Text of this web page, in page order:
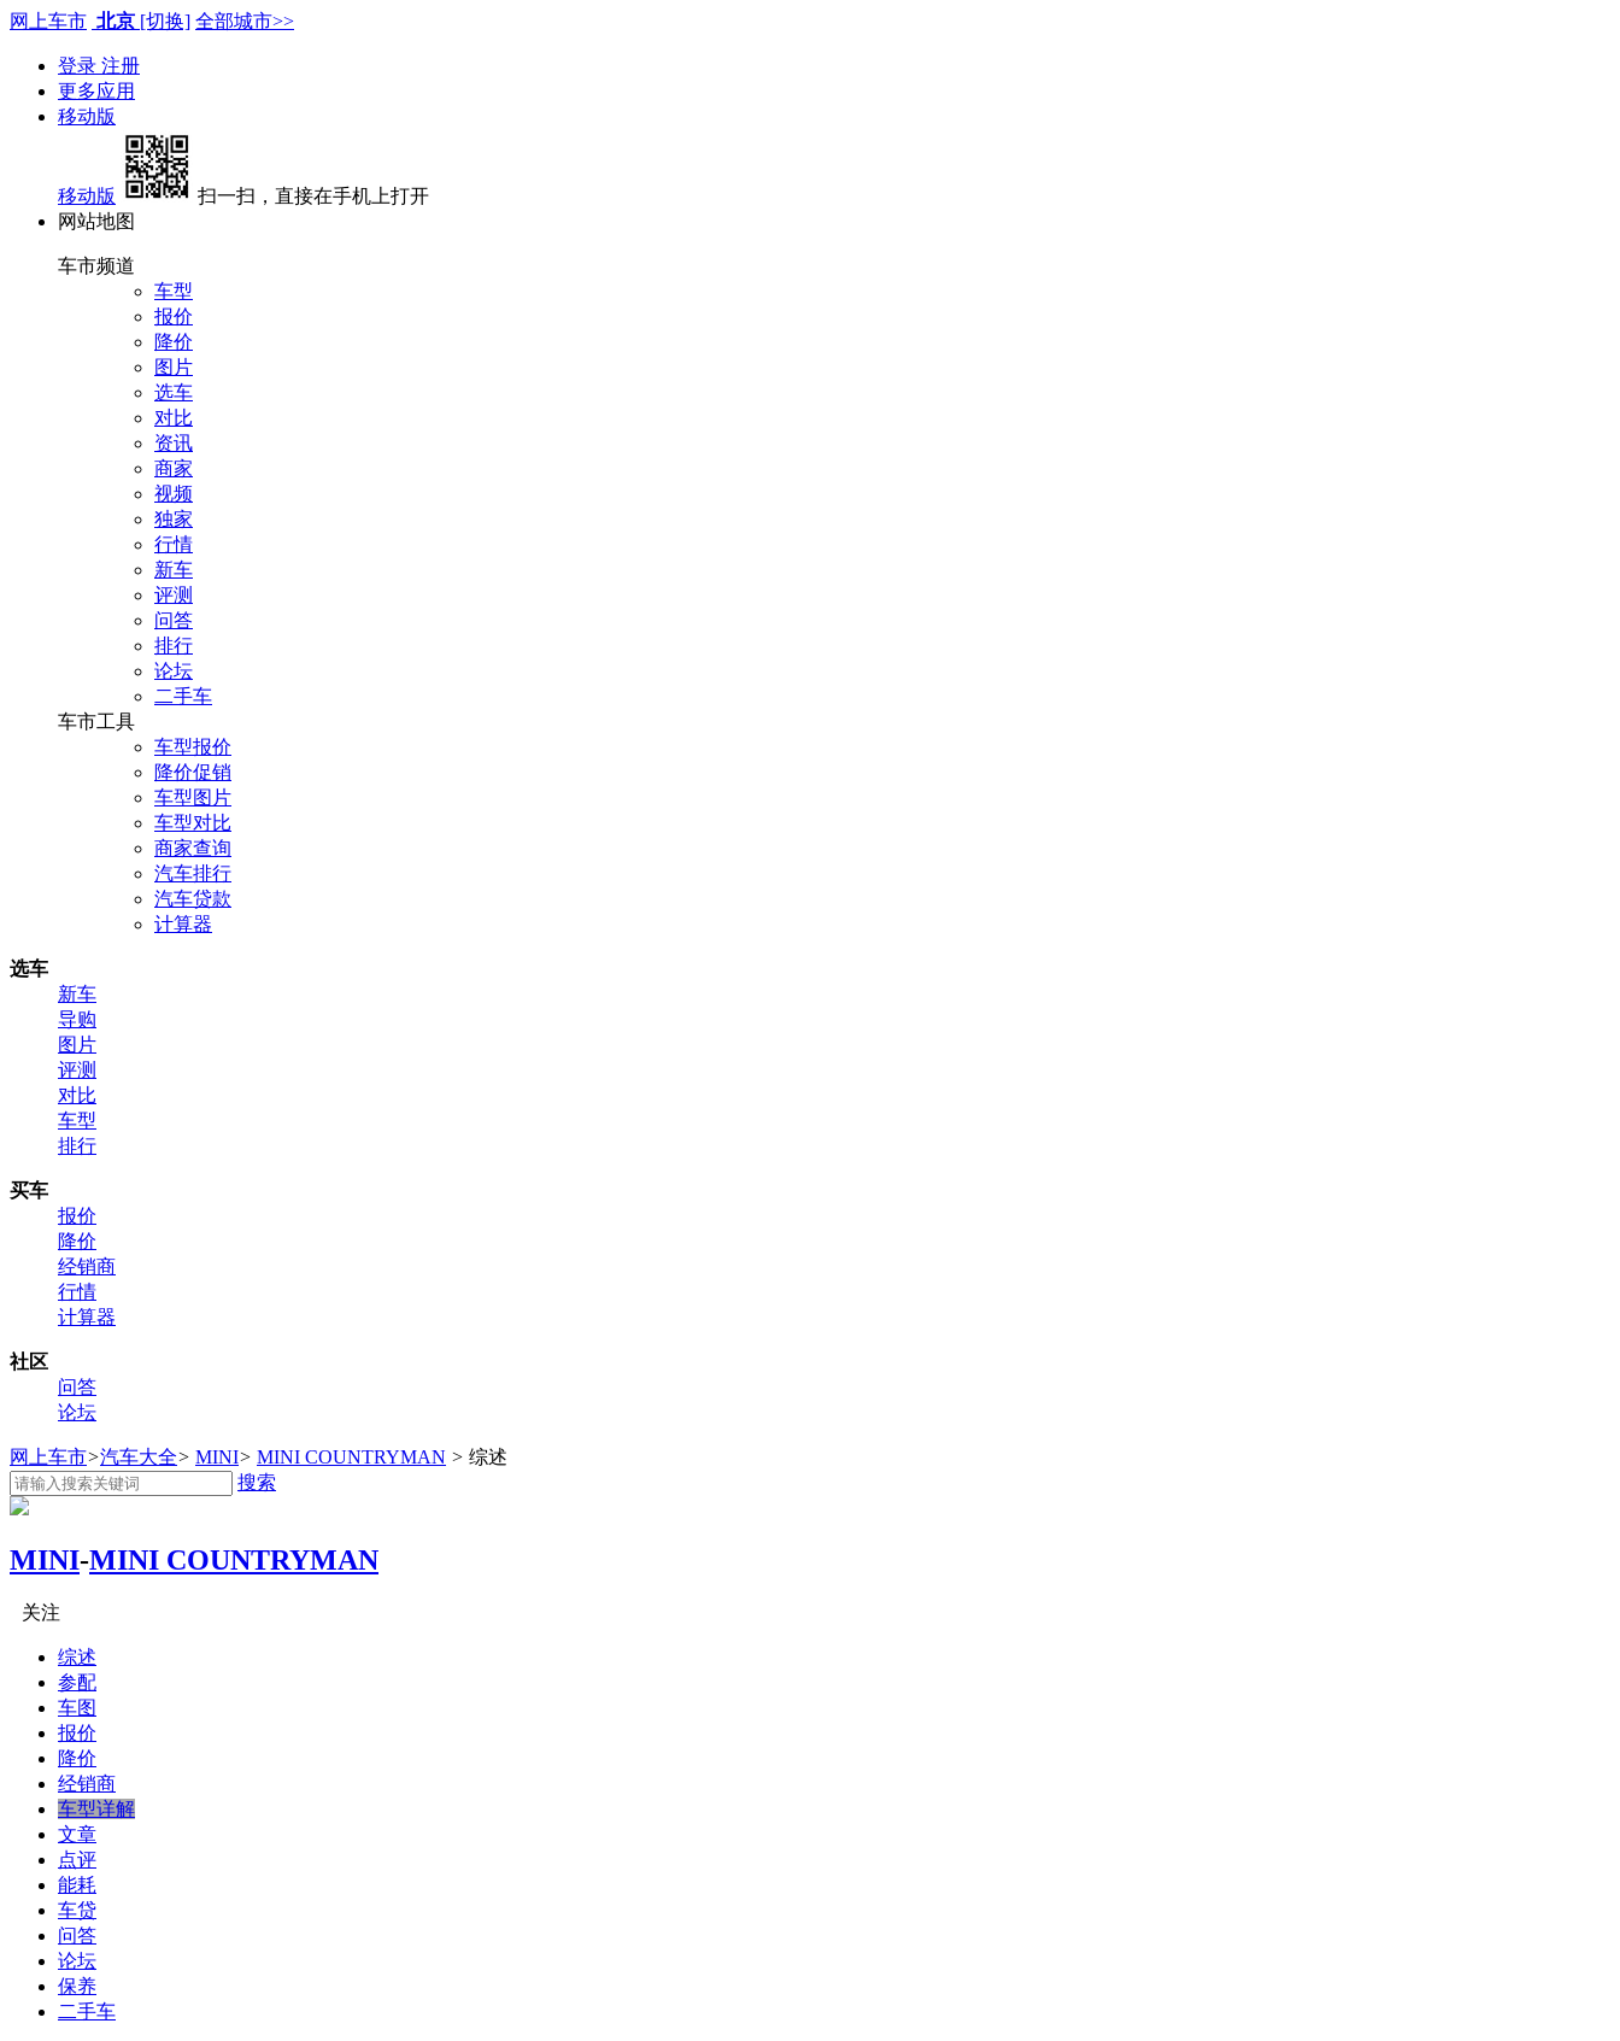
网上车市 北京 [切换] 全部城市>>
登录 注册
更多应用
移动版
移动版
扫一扫，直接在手机上打开
网站地图
车市频道
车型
报价
降价
图片
选车
对比
资讯
商家
视频
独家
行情
新车
评测
问答
排行
论坛
二手车
车市工具
车型报价
降价促销
车型图片
车型对比
商家查询
汽车排行
汽车贷款
计算器
选车
新车
导购
图片
评测
对比
车型
排行
买车
报价
降价
经销商
行情
计算器
社区
问答
论坛
网上车市>汽车大全> MINI> MINI COUNTRYMAN > 综述
搜索
MINI-MINI COUNTRYMAN
关注
综述
参配
车图
报价
降价
经销商
车型详解
文章
点评
能耗
车贷
问答
论坛
保养
二手车